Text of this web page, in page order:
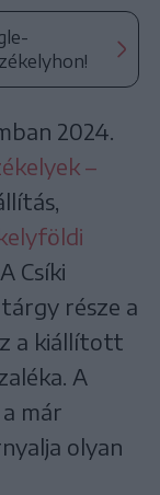
2024.
–
Csíki
része a
a kiállított
A
már
olyan